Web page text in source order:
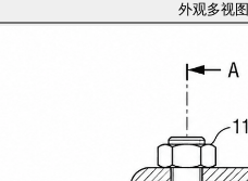
外观多视图